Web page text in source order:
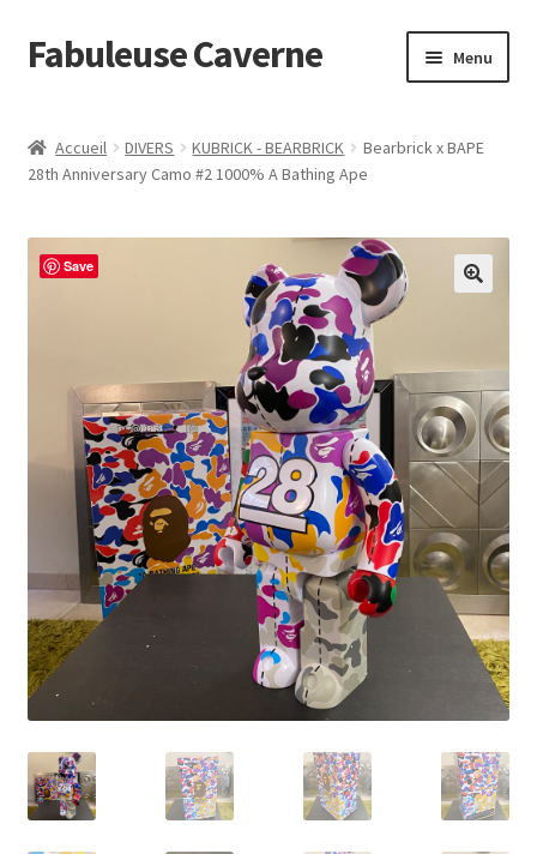
Aller
à
navigation
Aller
au
Fabuleuse Caverne Menu
En boutique
menu
enfant
Superflat Museum Murakami
Accueil DIVERS KUBRICK - BEARBRICK
Bearbrick x BAPE
28th Anniversary Camo #2 1000% A Bathing Ape
Save